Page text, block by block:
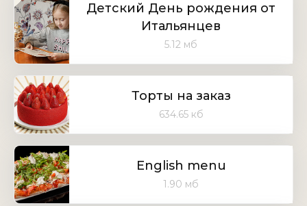
Детский День рождения от
Итальянцев
5.12 мб
Торты на заказ
634.65 кб
English menu
1.90 мб